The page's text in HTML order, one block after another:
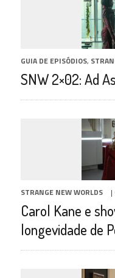
GUIA DE EPISÓDIOS,
SNW 2×02: Ad
STRANGE NEW WORLDS |
Carol Kane e
longevidade de